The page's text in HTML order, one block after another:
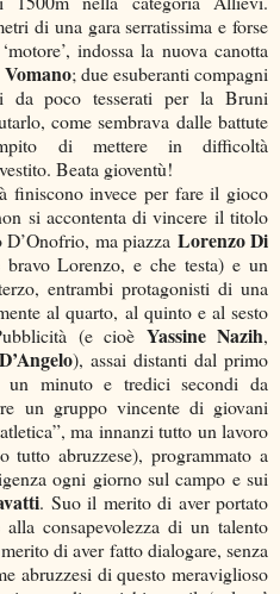
di una gara serratissima e forse
indossa la nuova canotta
; due esuberanti compagni
da poco tesserati per la Bruni
come sembrava dalle battute
di mettere in difficoltà
Beata gioventù!
finiscono invece per fare il gioco
si accontenta di vincere il titolo
ma piazza Lorenzo Di
Lorenzo, e che testa) e un
entrambi protagonisti di una
al quarto, al quinto e al sesto
(e cioè Yassine Nazih,
), assai distanti dal primo
un minuto e tredici secondi da
un gruppo vincente di giovani
ma innanzi tutto un lavoro
tutto abruzzese), programmato a
ogni giorno sul campo e sui
. Suo il merito di aver portato
consapevolezza di un talento
di aver fatto dialogare, senza
abruzzesi di questo meraviglioso